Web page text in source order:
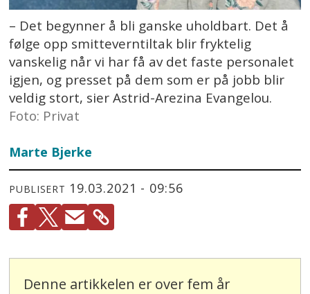
– Det begynner å bli ganske uholdbart. Det å
følge opp smitteverntiltak blir fryktelig
vanskelig når vi har få av det faste personalet
igjen, og presset på dem som er på jobb blir
veldig stort, sier Astrid-Arezina Evangelou.
Foto: Privat
Marte Bjerke
PUBLISERT 19.03.2021 - 09:56
Denne artikkelen er over fem år